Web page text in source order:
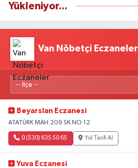
Yükleniyor...
Van Nöbetçi Eczaneler
Beyarslan Eczanesi
ATATÜRK MAH.209 SK.NO:12
0 (530) 635 50 65 Yol Tarifi Al
Yuva Eczanesi